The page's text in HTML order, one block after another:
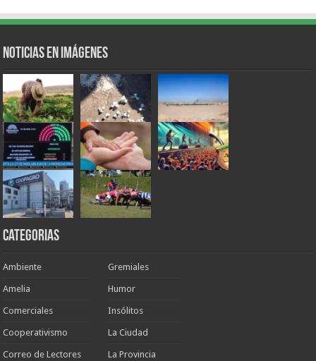
Noticias en Imágenes
Categorias
Ambiente
Amelia
Comerciales
Cooperativismo
Correo de Lectores
Gremiales
Humor
Insólitos
La Ciudad
La Provincia